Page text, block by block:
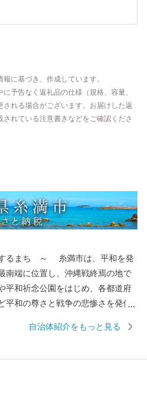
に基づき、作成しています。
予告なく返礼品の仕様（規格、容量、
れる場合がございます。お届けした返
れている注意書きなどをご確認くださ
市は、平和を発
南端に位置し、沖縄戦終焉の地で
平和祈念公園をはじめ、各都道府
平和の尊さと戦争の悲惨さを発信
ちです。糸満ハーレーや糸満大綱
自治体紹介をもっと見る